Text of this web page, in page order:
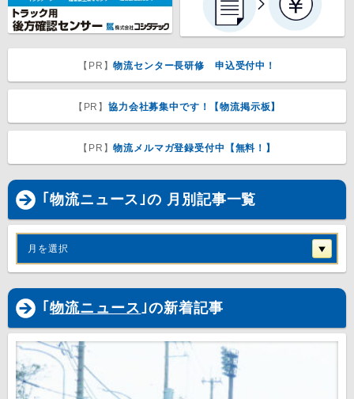
【PR】物流センター長研修 申込受付中！
【PR】協力会社募集中です！【物流掲示板】
【PR】物流メルマガ登録受付中【無料！】
｢物流ニュース｣の 月別記事一覧
月を選択
｢ 物流ニュース｣の新着記事